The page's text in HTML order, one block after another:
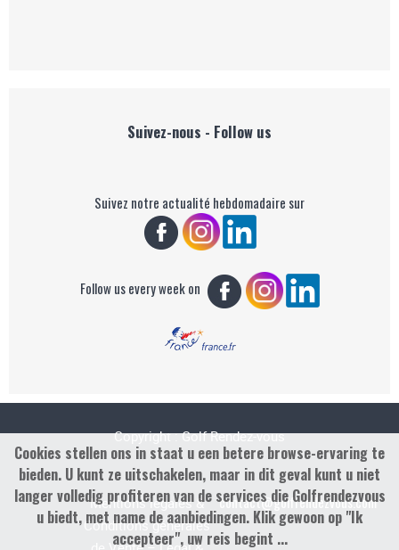
Suivez-nous - Follow us
Suivez notre actualité hebdomadaire sur
Follow us every week on
Copyright : Golf Rendez-vous
Mentions légales &
Conditions générales
contact@golfrendezvous.com
Cookies stellen ons in staat u een betere browse-ervaring te
bieden. U kunt ze uitschakelen, maar in dit geval kunt u niet
langer volledig profiteren van de services die Golfrendezvous
u biedt, met name de aanbiedingen. Klik gewoon op "Ik
accepteer", uw reis begint ...